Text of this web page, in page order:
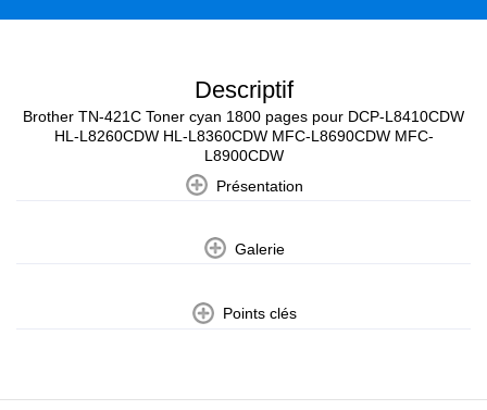
Descriptif
Brother TN-421C Toner cyan 1800 pages pour DCP-L8410CDW
HL-L8260CDW HL-L8360CDW MFC-L8690CDW MFC-
L8900CDW
Présentation
Galerie
Points clés